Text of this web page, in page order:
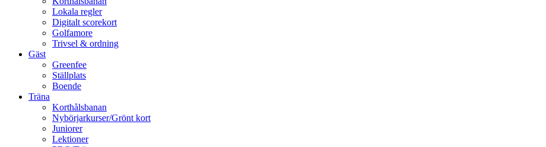
Lokala regler
Digitalt scorekort
Golfamore
Trivsel & ordning
Gäst
Greenfee
Ställplats
Boende
Träna
Korthålsbanan
Nybörjarkurser/Grönt kort
Juniorer
Lektioner